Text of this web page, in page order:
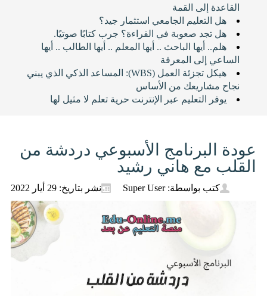
القاعدة إلى القمة
هل التعليم الجامعي استثمار جيد؟
هل تجد صعوبة في القراءة؟ جرب كتابًا صوتيًا.
هلم.. أيها الباحث .. أيها المعلم .. أيها الطالب .. أيها
الساعي إلى المعرفة
هيكل تجزئة العمل (WBS): المساعد الذكي الذي يبني
نجاح مشاريعك من الأساس
يوفر التعليم عبر الإنترنت حرية تعلم لا مثيل لها
عودة البرنامج اﻷسبوعي دردشة من
القلب مع هاني رشيد
نشر بتاريخ: 29 أيار 2022 كتب بواسطة: Super User